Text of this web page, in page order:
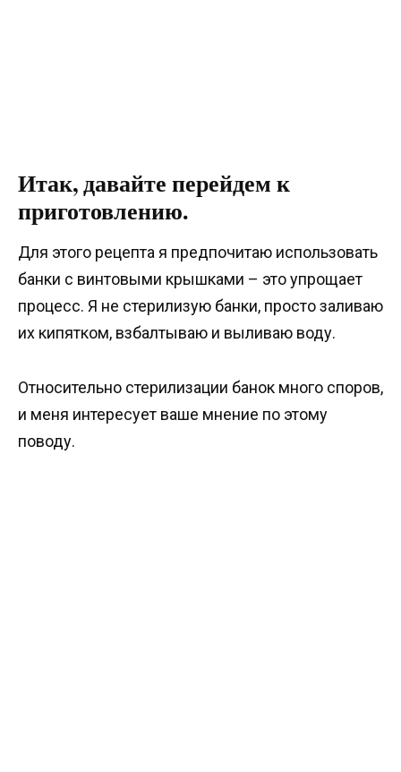
Итак, давайте перейдем к
приготовлению.
Для этого рецепта я предпочитаю использовать
банки с винтовыми крышками – это упрощает
процесс. Я не стерилизую банки, просто заливаю
их кипятком, взбалтываю и выливаю воду.
Относительно стерилизации банок много споров,
и меня интересует ваше мнение по этому
поводу.